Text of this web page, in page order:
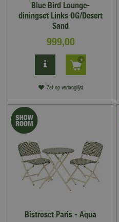
Blue Bird Lounge-
diningset Links OG/Desert
Sand
999,00
Zet op verlanglijst
Bistroset Paris - Aqua